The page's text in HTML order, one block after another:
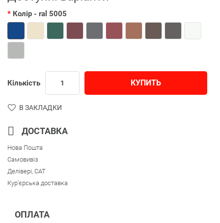
Колір - ral 5005
Кількість КУПИТЬ
В ЗАКЛАДКИ
ДОСТАВКА
Нова Пошта
Самовивіз
Делівері, CAT
Кур'єрська доставка
ОПЛАТА